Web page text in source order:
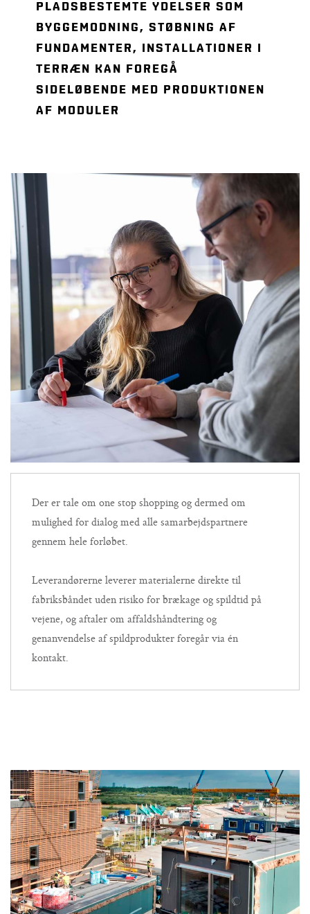
PLADSBESTEMTE YDELSER SOM
BYGGEMODNING, STØBNING AF
FUNDAMENTER, INSTALLATIONER I
TERRÆN KAN FOREGÅ
SIDELØBENDE MED PRODUKTIONEN
AF MODULER
Der er tale om one stop shopping og dermed om
mulighed for dialog med alle samarbejdspartnere
gennem hele forløbet.
Leverandørerne leverer materialerne direkte til
fabriksbåndet uden risiko for brækage og spildtid på
vejene, og aftaler om affaldshåndtering og
genanvendelse af spildprodukter foregår via én
kontakt.